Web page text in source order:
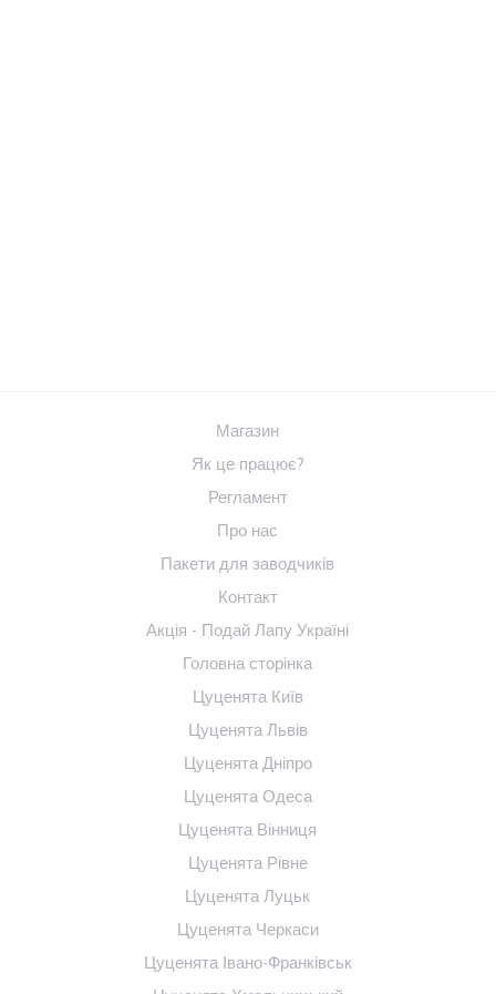
Магазин
Як це працює?
Регламент
Про нас
Пакети для заводчиків
Контакт
Акція - Подай Лапу Україні
Головна сторінка
Цуценята Київ
Цуценята Львів
Цуценята Дніпро
Цуценята Одеса
Цуценята Вінниця
Цуценята Рівне
Цуценята Луцьк
Цуценята Черкаси
Цуценята Івано-Франківськ